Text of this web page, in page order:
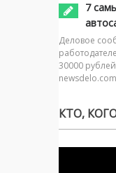
7
Деловое
30000
newsdelo.com
КТО,